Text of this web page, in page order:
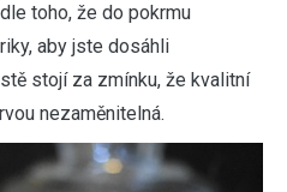
toho, že do pokrmu
aby jste dosáhli
stojí za zmínku, že kvalitní
nezaměnitelná.